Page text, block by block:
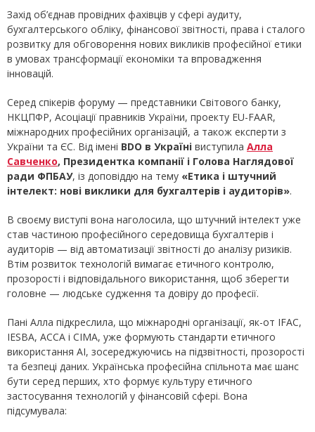
Захід об’єднав провідних фахівців у сфері аудиту,
бухгалтерського обліку, фінансової звітності, права і сталого
розвитку для обговорення нових викликів професійної етики
в умовах трансформації економіки та впровадження
інновацій.
Серед спікерів форуму — представники Світового банку,
НКЦПФР, Асоціації правників України, проекту EU-FAAR,
міжнародних професійних організацій, а також експерти з
України та ЄС. Від імені BDO в Україні виступила Алла
Савченко, Президентка компанії і Голова Наглядової
ради ФПБАУ, із доповіддю на тему «Етика і штучний
інтелект: нові виклики для бухгалтерів і аудиторів».
В своєму виступі вона наголосила, що штучний інтелект уже
став частиною професійного середовища бухгалтерів і
аудиторів — від автоматизації звітності до аналізу ризиків.
Втім розвиток технологій вимагає етичного контролю,
прозорості і відповідального використання, щоб зберегти
головне — людське судження та довіру до професії.
Пані Алла підкреслила, що міжнародні організації, як-от IFAC,
IESBA, ACCA і CIMA, уже формують стандарти етичного
використання AI, зосереджуючись на підзвітності, прозорості
та безпеці даних. Українська професійна спільнота має шанс
бути серед перших, хто формує культуру етичного
застосування технологій у фінансовій сфері. Вона
підсумувала: